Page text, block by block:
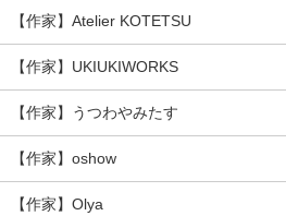
【作家】Atelier KOTETSU
【作家】UKIUKIWORKS
【作家】うつわやみたす
【作家】oshow
【作家】Olya